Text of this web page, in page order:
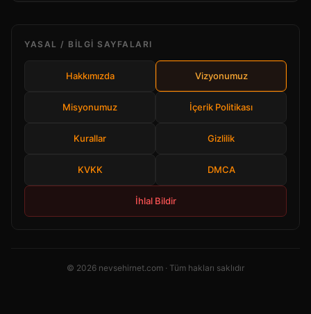
YASAL / BILGI SAYFALARI
Hakkımızda Vizyonumuz
Misyonumuz İçerik Politikası
Kurallar Gizlilik
KVKK DMCA
İhlal Bildir
© 2026 nevsehirnet.com · Tüm hakları saklıdır